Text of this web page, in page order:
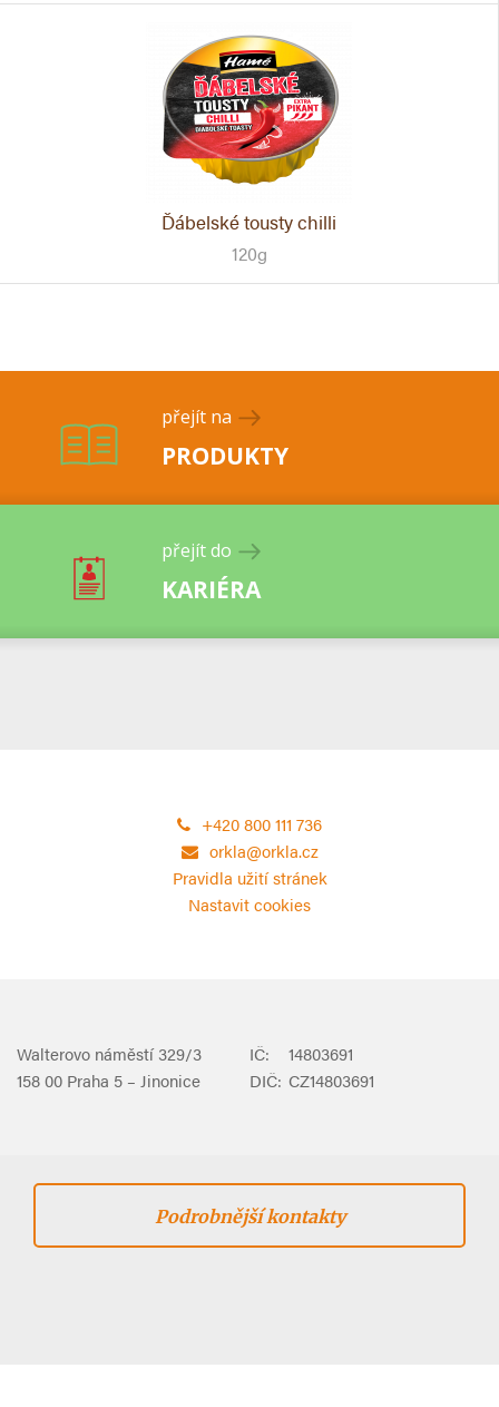
Ďábelské tousty chilli
120g
přejít na
PRODUKTY
přejít do
KARIÉRA
+420 800 111 736
orkla@orkla.cz
Pravidla užití stránek
Nastavit cookies
Walterovo náměstí 329/3
158 00 Praha 5 – Jinonice
IČ:
14803691
DIČ: CZ14803691
Podrobnější kontakty